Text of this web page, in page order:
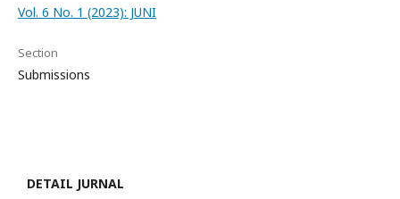
Vol. 6 No. 1 (2023): JUNI
Section
Submissions
DETAIL JURNAL